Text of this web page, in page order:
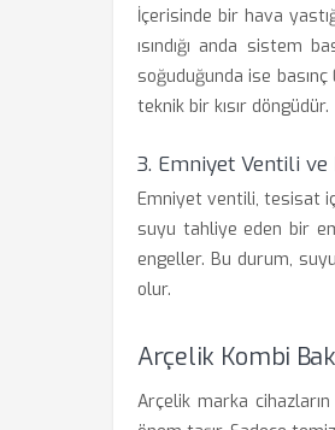
İçerisinde bir hava
ısındığı anda sistem
soğuduğunda ise
teknik bir kısır döngüdür.
3. Emniyet Ventili
Emniyet ventili, tesisat
suyu tahliye eden bir
engeller. Bu durum,
olur.
Arçelik Kombi
Arçelik marka